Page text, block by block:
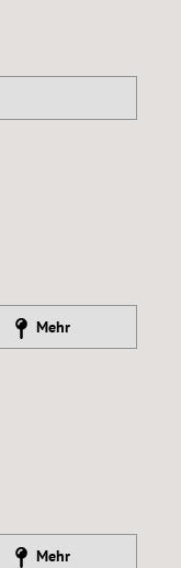
Mehr
Mehr